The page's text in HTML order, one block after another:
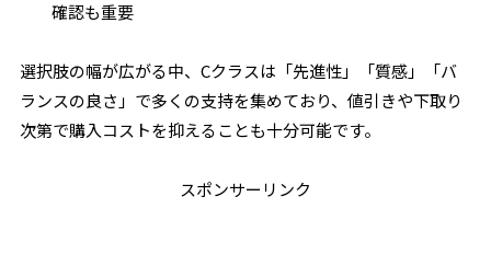
確認も重要
選択肢の幅が広がる中、Cクラスは「先進性」「質感」「バ
ランスの良さ」で多くの支持を集めており、値引きや下取り
次第で購入コストを抑えることも十分可能です。
スポンサーリンク